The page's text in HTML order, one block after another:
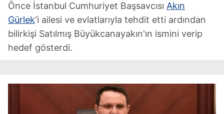
Önce İstanbul Cumhuriyet Başsavcısı Akın
Gürlek'i ailesi ve evlatlarıyla tehdit etti ardından
bilirkişi Satılmış Büyükcanayakın'ın ismini verip
hedef gösterdi.